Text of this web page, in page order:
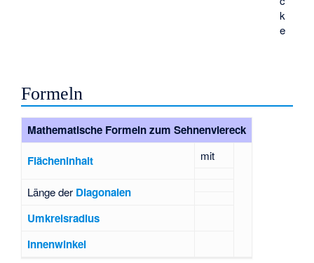
k
e
Formeln
Mathematische Formeln zum Sehnenviereck
Flächeninhalt
mit
Länge der Diagonalen
Umkreisradius
Innenwinkel